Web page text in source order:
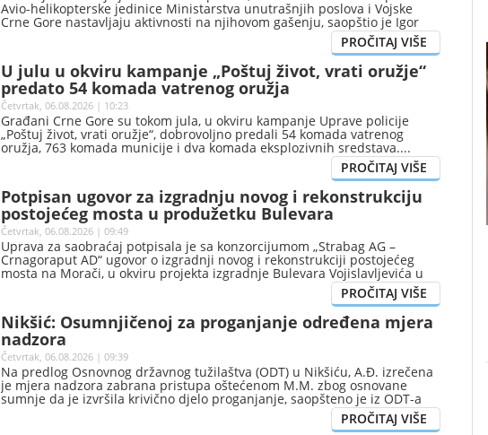
Avio-helikopterske jedinice Ministarstva unutrašnjih poslova i Vojske
Crne Gore nastavljaju aktivnosti na njihovom gašenju, saopštio je Igor
Dijanić iz Operativno-komunikacionog centra 112 Direktorata za zaštitu i
U julu u okviru kampanje „Poštuj život, vrati oružje“
predato 54 komada vatrenog oružja
Četvrtak, 06.08.2026 | 10:23
Građani Crne Gore su tokom jula, u okviru kampanje Uprave policije
„Poštuj život, vrati oružje“, dobrovoljno predali 54 komada vatrenog
oružja, 763 komada municije i dva komada eksplozivnih sredstava.
Potpisan ugovor za izgradnju novog i rekonstrukciju
postojećeg mosta u produžetku Bulevara
Vojislavljevića
Četvrtak, 06.08.2026 | 09:49
Uprava za saobraćaj potpisala je sa konzorcijumom „Strabag AG –
Crnagoraput AD“ ugovor o izgradnji novog i rekonstrukciji postojećeg
mosta na Morači, u okviru projekta izgradnje Bulevara Vojislavljevića u
Nikšić: Osumnjičenoj za proganjanje određena mjera
nadzora
Četvrtak, 06.08.2026 | 09:39
Na predlog Osnovnog državnog tužilaštva (ODT) u Nikšiću, A.Đ. izrečena
je mjera nadzora zabrana pristupa oštećenom M.M. zbog osnovane
sumnje da je izvršila krivično djelo proganjanje, saopšteno je iz ODT-a
Nikšić